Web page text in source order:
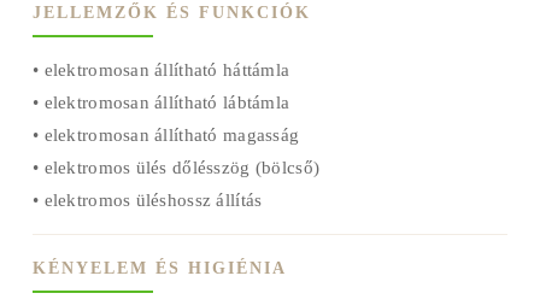
JELLEMZŐK ÉS FUNKCIÓK
• elektromosan állítható háttámla
• elektromosan állítható lábtámla
• elektromosan állítható magasság
• elektromos ülés dőlésszög (bölcső)
• elektromos üléshossz állítás
KÉNYELEM ÉS HIGIÉNIA